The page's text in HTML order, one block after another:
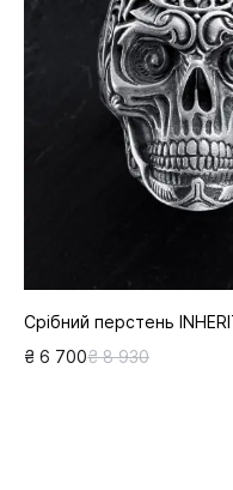
Срібний перстень
₴ 6 700₴ 8 930